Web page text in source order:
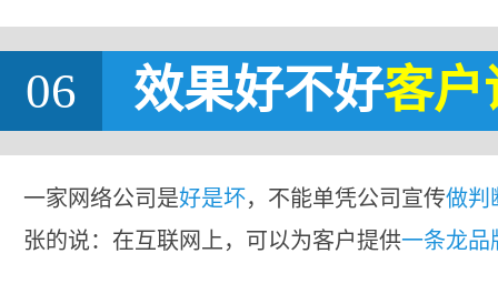
06 效果好不好客户
一家网络公司是好是坏，不能单凭公司宣传做判
张的说：在互联网上，可以为客户提供一条龙品